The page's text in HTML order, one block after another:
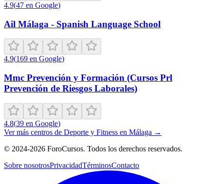
4.9(47 en Google)
Ail Málaga - Spanish Language School
4.9(169 en Google)
Mmc Prevención y Formación (Cursos Prl
Prevención de Riesgos Laborales)
4.8(39 en Google)
Ver más centros de Deporte y Fitness en Málaga →
© 2024-2026 ForoCursos. Todos los derechos reservados.
Sobre nosotrosPrivacidadTérminosContacto